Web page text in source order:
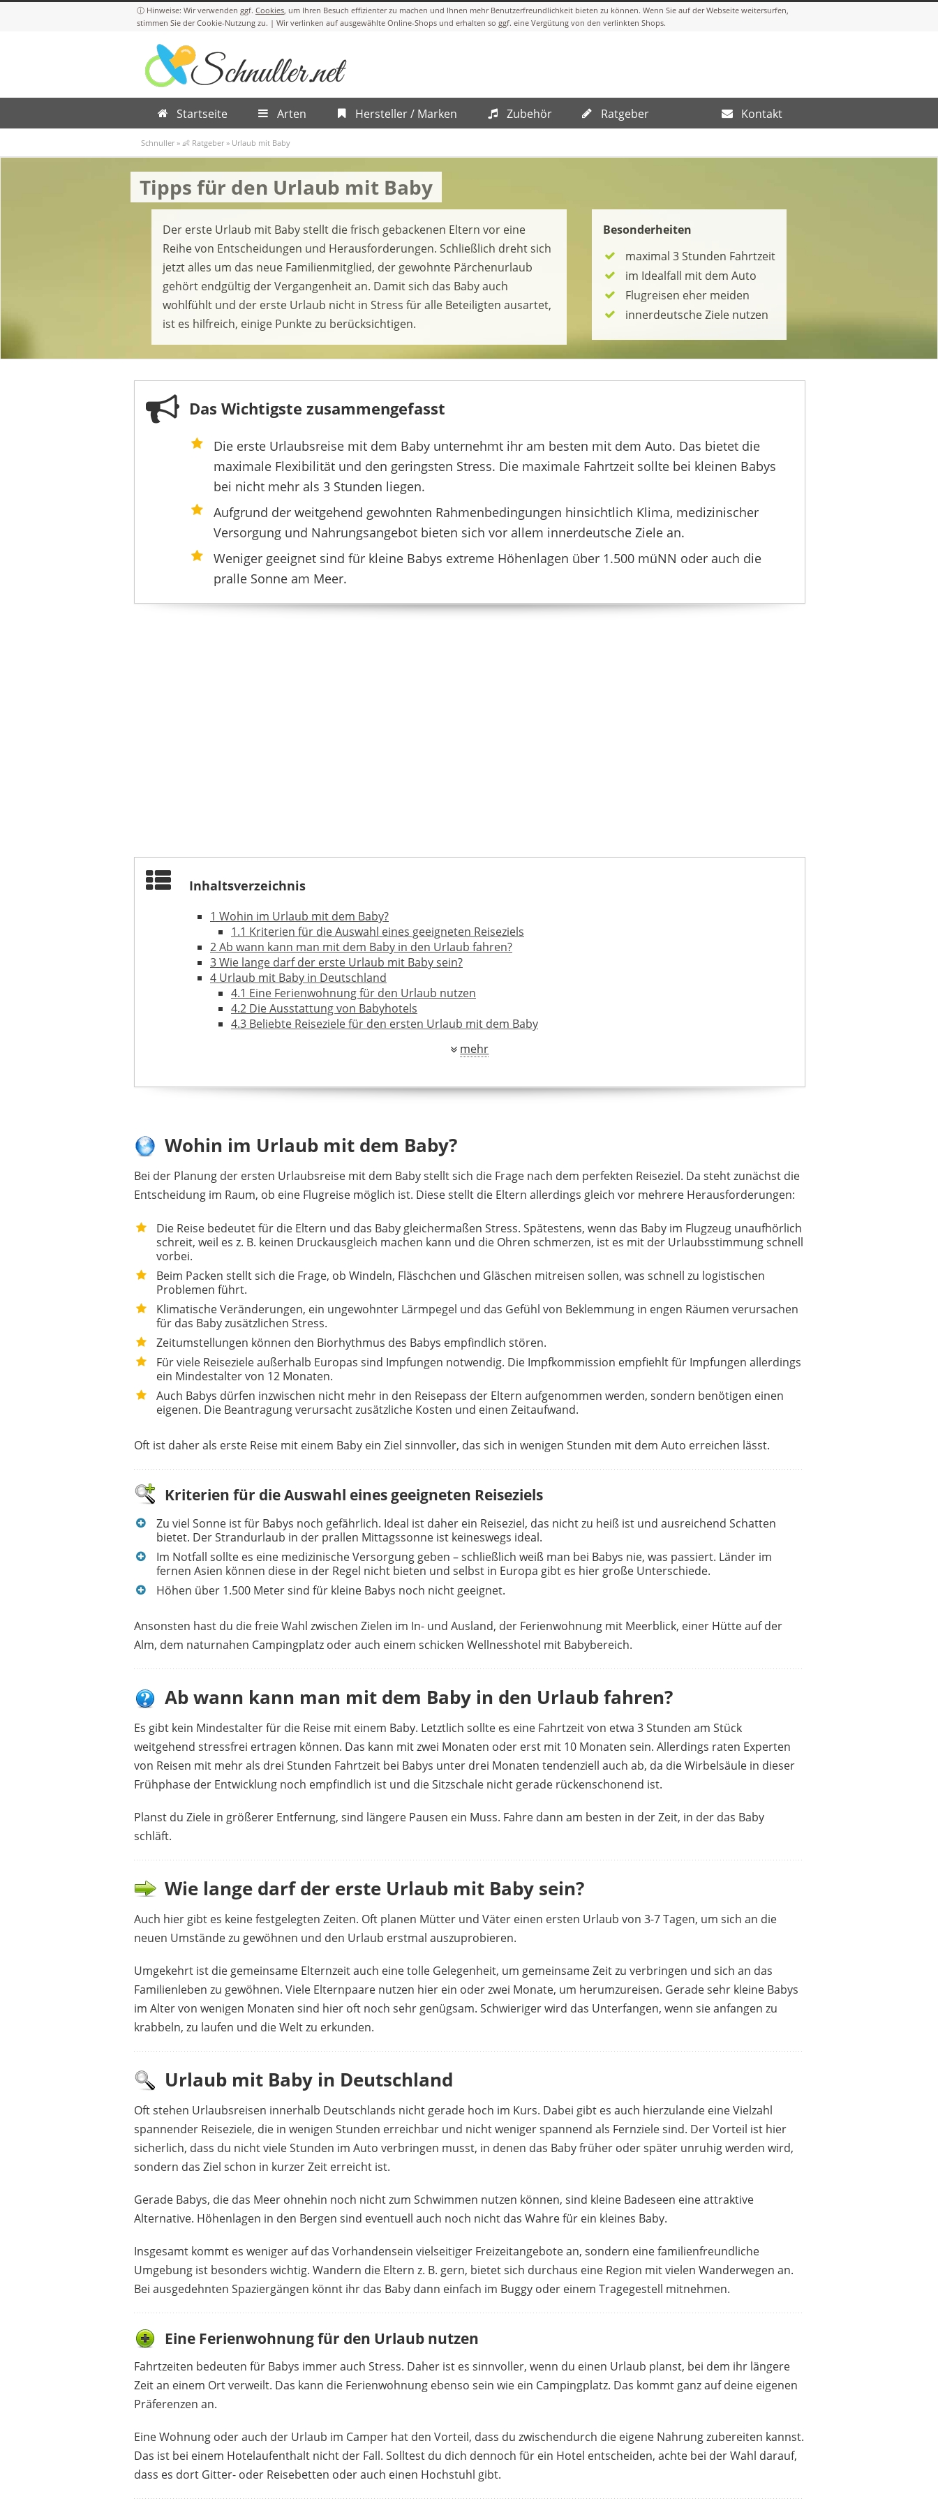
Cookies
Startseite Arten Hersteller / Marken Zubehör Ratgeber Kontakt
Schnuller » 👶 Ratgeber » Urlaub mit Baby
Tipps für den Urlaub mit Baby
Der erste Urlaub mit Baby stellt die frisch gebackenen Eltern vor eine
Reihe von Entscheidungen und Herausforderungen. Schließlich dreht sich
jetzt alles um das neue Familienmitglied, der gewohnte Pärchenurlaub
gehört endgültig der Vergangenheit an. Damit sich das Baby auch
wohlfühlt und der erste Urlaub nicht in Stress für alle Beteiligten ausartet,
ist es hilfreich, einige Punkte zu berücksichtigen.
Besonderheiten
maximal 3 Stunden Fahrtzeit
im Idealfall mit dem Auto
Flugreisen eher meiden
innerdeutsche Ziele nutzen
Das Wichtigste zusammengefasst
Die erste Urlaubsreise mit dem Baby unternehmt ihr am besten mit dem Auto. Das bietet die
maximale Flexibilität und den geringsten Stress. Die maximale Fahrtzeit sollte bei kleinen Babys
bei nicht mehr als 3 Stunden liegen.
Aufgrund der weitgehend gewohnten Rahmenbedingungen hinsichtlich Klima, medizinischer
Versorgung und Nahrungsangebot bieten sich vor allem innerdeutsche Ziele an.
Weniger geeignet sind für kleine Babys extreme Höhenlagen über 1.500 müNN oder auch die
pralle Sonne am Meer.
Inhaltsverzeichnis
1 Wohin im Urlaub mit dem Baby?
1.1 Kriterien für die Auswahl eines geeigneten Reiseziels
2Ab wann kann man mit dem Baby in den Urlaub fahren?
3Wie lange darf der erste Urlaub mit Baby sein?
4 Urlaub mit Baby in Deutschland
4.1 Eine Ferienwohnung für den Urlaub nutzen
4.2 Die Ausstattung von Babyhotels
4.3 Beliebte Reiseziele für den ersten Urlaub mit dem Baby
Welches Fortbewegungsmittel eignet sich für den Urlaub mit dem Baby?
8Weiterführendes
mehr
Wohin im Urlaub mit dem Baby?
Bei der Planung der ersten Urlaubsreise mit dem Baby stellt sich die Frage nach dem perfekten Reiseziel. Da steht zunächst die
Entscheidung im Raum, ob eine Flugreise möglich ist. Diese stellt die Eltern allerdings gleich vor mehrere Herausforderungen:
Die Reise bedeutet für die Eltern und das Baby gleichermaßen Stress. Spätestens, wenn das Baby im Flugzeug unaufhörlich
schreit, weil es z. B. keinen Druckausgleich machen kann und die Ohren schmerzen, ist es mit der Urlaubsstimmung schnell
vorbei.
Beim Packen stellt sich die Frage, ob Windeln, Fläschchen und Gläschen mitreisen sollen, was schnell zu logistischen
Problemen führt.
Klimatische Veränderungen, ein ungewohnter Lärmpegel und das Gefühl von Beklemmung in engen Räumen verursachen
für das Baby zusätzlichen Stress.
Zeitumstellungen können den Biorhythmus des Babys empfindlich stören.
Für viele Reiseziele außerhalb Europas sind Impfungen notwendig. Die Impfkommission empfiehlt für Impfungen allerdings
ein Mindestalter von 12 Monaten.
Auch Babys dürfen inzwischen nicht mehr in den Reisepass der Eltern aufgenommen werden, sondern benötigen einen
eigenen. Die Beantragung verursacht zusätzliche Kosten und einen Zeitaufwand.
Oft ist daher als erste Reise mit einem Baby ein Ziel sinnvoller, das sich in wenigen Stunden mit dem Auto erreichen lässt.
Kriterien für die Auswahl eines geeigneten Reiseziels
Zu viel Sonne ist für Babys noch gefährlich. Ideal ist daher ein Reiseziel, das nicht zu heiß ist und ausreichend Schatten
bietet. Der Strandurlaub in der prallen Mittagssonne ist keineswegs ideal.
Im Notfall sollte es eine medizinische Versorgung geben – schließlich weiß man bei Babys nie, was passiert. Länder im
fernen Asien können diese in der Regel nicht bieten und selbst in Europa gibt es hier große Unterschiede.
Höhen über 1.500 Meter sind für kleine Babys noch nicht geeignet.
Ansonsten hast du die freie Wahl zwischen Zielen im In- und Ausland, der Ferienwohnung mit Meerblick, einer Hütte auf der
Alm, dem naturnahen Campingplatz oder auch einem schicken Wellnesshotel mit Babybereich.
Ab wann kann man mit dem Baby in den Urlaub fahren?
Es gibt kein Mindestalter für die Reise mit einem Baby. Letztlich sollte es eine Fahrtzeit von etwa 3 Stunden am Stück
weitgehend stressfrei ertragen können. Das kann mit zwei Monaten oder erst mit 10 Monaten sein. Allerdings raten Experten
von Reisen mit mehr als drei Stunden Fahrtzeit bei Babys unter drei Monaten tendenziell auch ab, da die Wirbelsäule in dieser
Frühphase der Entwicklung noch empfindlich ist und die Sitzschale nicht gerade rückenschonend ist.
Planst du Ziele in größerer Entfernung, sind längere Pausen ein Muss. Fahre dann am besten in der Zeit, in der das Baby
schläft.
Wie lange darf der erste Urlaub mit Baby sein?
Auch hier gibt es keine festgelegten Zeiten. Oft planen Mütter und Väter einen ersten Urlaub von 3-7 Tagen, um sich an die
neuen Umstände zu gewöhnen und den Urlaub erstmal auszuprobieren.
Umgekehrt ist die gemeinsame Elternzeit auch eine tolle Gelegenheit, um gemeinsame Zeit zu verbringen und sich an das
Familienleben zu gewöhnen. Viele Elternpaare nutzen hier ein oder zwei Monate, um herumzureisen. Gerade sehr kleine Babys
im Alter von wenigen Monaten sind hier oft noch sehr genügsam. Schwieriger wird das Unterfangen, wenn sie anfangen zu
krabbeln, zu laufen und die Welt zu erkunden.
Urlaub mit Baby in Deutschland
Oft stehen Urlaubsreisen innerhalb Deutschlands nicht gerade hoch im Kurs. Dabei gibt es auch hierzulande eine Vielzahl
spannender Reiseziele, die in wenigen Stunden erreichbar und nicht weniger spannend als Fernziele sind. Der Vorteil ist hier
sicherlich, dass du nicht viele Stunden im Auto verbringen musst, in denen das Baby früher oder später unruhig werden wird,
sondern das Ziel schon in kurzer Zeit erreicht ist.
Gerade Babys, die das Meer ohnehin noch nicht zum Schwimmen nutzen können, sind kleine Badeseen eine attraktive
Alternative. Höhenlagen in den Bergen sind eventuell auch noch nicht das Wahre für ein kleines Baby.
Insgesamt kommt es weniger auf das Vorhandensein vielseitiger Freizeitangebote an, sondern eine familienfreundliche
Umgebung ist besonders wichtig. Wandern die Eltern z. B. gern, bietet sich durchaus eine Region mit vielen Wanderwegen an.
Bei ausgedehnten Spaziergängen könnt ihr das Baby dann einfach im Buggy oder einem Tragegestell mitnehmen.
Eine Ferienwohnung für den Urlaub nutzen
Fahrtzeiten bedeuten für Babys immer auch Stress. Daher ist es sinnvoller, wenn du einen Urlaub planst, bei dem ihr längere
Zeit an einem Ort verweilt. Das kann die Ferienwohnung ebenso sein wie ein Campingplatz. Das kommt ganz auf deine eigenen
Präferenzen an.
Eine Wohnung oder auch der Urlaub im Camper hat den Vorteil, dass du zwischendurch die eigene Nahrung zubereiten kannst.
Das ist bei einem Hotelaufenthalt nicht der Fall. Solltest du dich dennoch für ein Hotel entscheiden, achte bei der Wahl darauf,
dass es dort Gitter- oder Reisebetten oder auch einen Hochstuhl gibt.